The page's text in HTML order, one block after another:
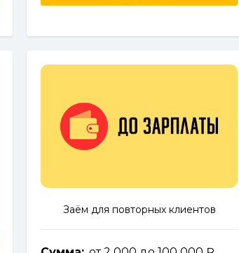
Заём для повторных клиентов